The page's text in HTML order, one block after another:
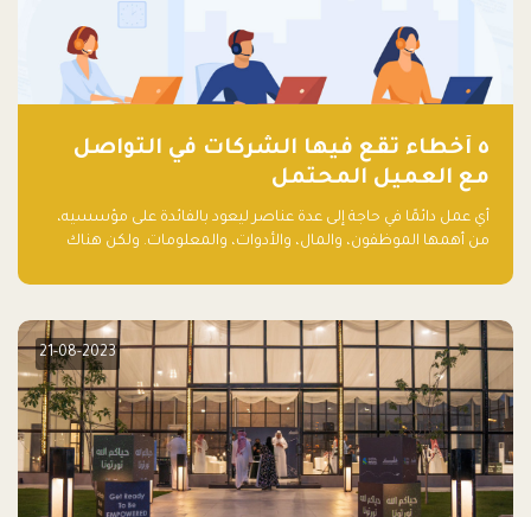
٥ أخطاء تقع فيها الشركات في التواصل
مع العميل المحتمل
أي عمل دائمًا في حاجة إلى عدة عناصر ليعود بالفائدة على مؤسسيه،
من أهمها الموظفون، والمال، والأدوات، والمعلومات. ولكن هناك
أساسه ذلك العمل.
21-08-2023